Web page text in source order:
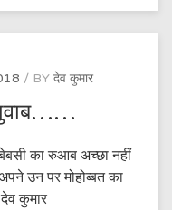
BY देव कुमार
का रुआब अच्छा नहीं
उन पर मोहोब्बत का
देव कुमार